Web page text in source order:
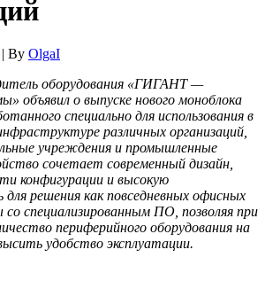
| By OlgaI
оборудования «ГИГАНТ —
объявил о выпуске нового моноблока
специально для использования в
различных организаций,
учреждения и промышленные
сочетает современный дизайн,
конфигурации и высокую
для решения как повседневных офисных
специализированным ПО, позволяя при
периферийного оборудования на
удобство эксплуатации.